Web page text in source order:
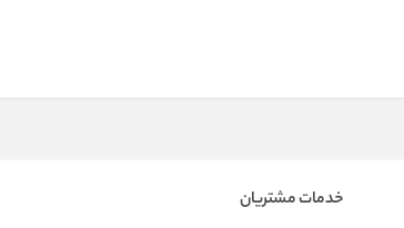
خدمات مشتریان